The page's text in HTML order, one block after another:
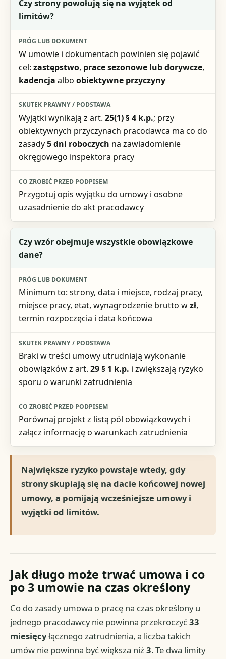
Czy strony powołują się na wyjątek od
limitów?
W umowie i dokumentach powinien się pojawić
cel: zastępstwo, prace sezonowe lub dorywcze,
kadencja albo obiektywne przyczyny
Wyjątki wynikają z art. 25(1) § 4 k.p.; przy
obiektywnych przyczynach pracodawca ma co do
zasady5 dni roboczych na zawiadomienie
okręgowego inspektora pracy
Przygotuj opis wyjątku do umowy i osobne
uzasadnienie do akt pracodawcy
Czy wzór obejmuje wszystkie obowiązkowe
dane?
Minimum to: strony, data i miejsce, rodzaj pracy,
miejsce pracy, etat, wynagrodzenie brutto wzł,
termin rozpoczęcia i data końcowa
Braki w treści umowy utrudniają wykonanie
obowiązków z art. 29 § 1 k.p. i zwiększają ryzyko
sporu o warunki zatrudnienia
Porównaj projekt z listą pól obowiązkowych i
załącz informację o warunkach zatrudnienia
Największe ryzyko powstaje wtedy, gdy
strony skupiają się na dacie końcowej nowej
umowy, a pomijają wcześniejsze umowy i
wyjątki od limitów.
Jak długo może trwać umowa i co
po 3 umowie na czas określony
Co do zasady umowa o pracę na czas określony u
jednego pracodawcy nie powinna przekroczyć33
miesięcyłącznego zatrudnienia, a liczba takich
umów nie powinna być większa niż3. Te dwa limity